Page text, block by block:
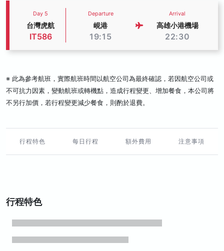
Day 5
台灣虎航
IT586
Departure
峴港
19:15
Arrival
高雄小港機場
22:30
※ 此為參考航班，實際航班時間以航空公司為最終確認，若因航空公司或
不可抗力因素，變動航班或轉機點，造成行程變更、增加餐食，本公司將
不另行加價，若行程變更減少餐食，則酌於退費。
行程特色 每日行程 額外費用 注意事項
行程特色